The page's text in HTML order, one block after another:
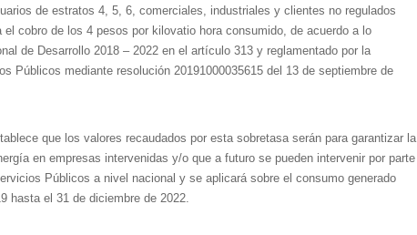
de estratos 4, 5, 6, comerciales, industriales y clientes no regulados
el cobro de los 4 pesos por kilovatio hora consumido, de acuerdo a lo
de Desarrollo 2018 – 2022 en el artículo 313 y reglamentado por la
Públicos mediante resolución 20191000035615 del 13 de septiembre de
que los valores recaudados por esta sobretasa serán para garantizar la
en empresas intervenidas y/o que a futuro se pueden intervenir por parte
Públicos a nivel nacional y se aplicará sobre el consumo generado
hasta el 31 de diciembre de 2022.